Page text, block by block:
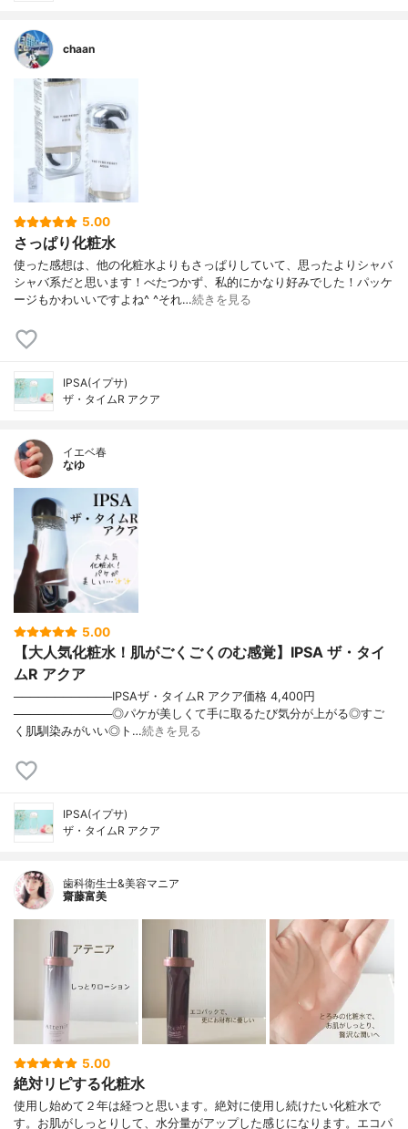
chaan
5.00
さっぱり化粧水
使った感想は、他の化粧水よりもさっぱりしていて、思ったよりシャバ
シャバ系だと思います！べたつかず、私的にかなり好みでした！パッケ
ージもかわいいですよね^ ^それ…続きを見る
IPSA(イプサ)
ザ・タイムR アクア
イエベ春
なゆ
5.00
【大人気化粧水！肌がごくごくのむ感覚】IPSA ザ・タイ
ムR アクア
────────────IPSAザ・タイムR アクア価格 4,400円
────────────◎パケが美しくて手に取るたび気分が上がる◎すご
く肌馴染みがいい◎ト…続きを見る
IPSA(イプサ)
ザ・タイムR アクア
歯科衛生士&美容マニア
齋藤富美
5.00
絶対リピする化粧水
使用し始めて２年は経つと思います。絶対に使用し続けたい化粧水で
す。お肌がしっとりして、水分量がアップした感じになります。エコパ